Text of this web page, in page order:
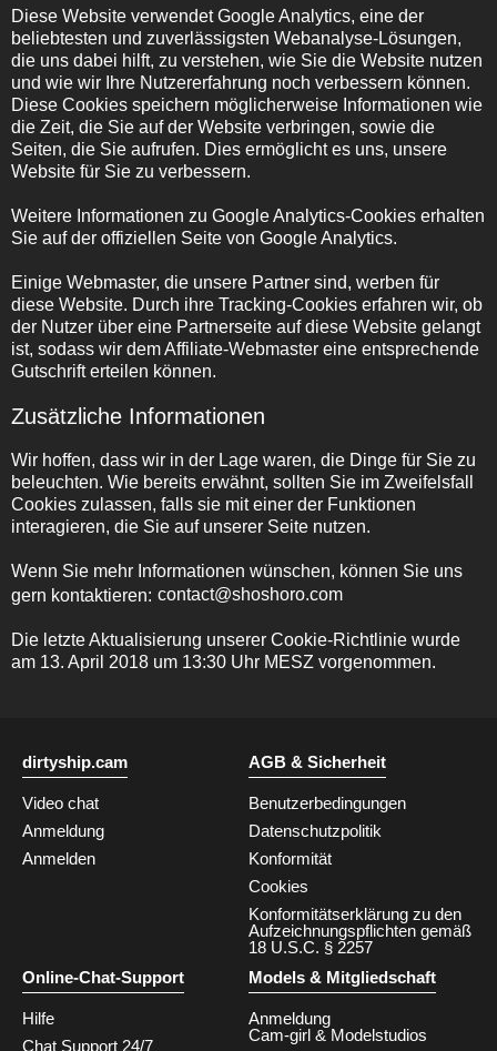
Diese Website verwendet Google Analytics, eine der
beliebtesten und zuverlässigsten Webanalyse-Lösungen,
die uns dabei hilft, zu verstehen, wie Sie die Website nutzen
und wie wir Ihre Nutzererfahrung noch verbessern können.
Diese Cookies speichern möglicherweise Informationen wie
die Zeit, die Sie auf der Website verbringen, sowie die
Seiten, die Sie aufrufen. Dies ermöglicht es uns, unsere
Website für Sie zu verbessern.
Weitere Informationen zu Google Analytics-Cookies erhalten
Sie auf der offiziellen Seite von Google Analytics.
Einige Webmaster, die unsere Partner sind, werben für
diese Website. Durch ihre Tracking-Cookies erfahren wir, ob
der Nutzer über eine Partnerseite auf diese Website gelangt
ist, sodass wir dem Affiliate-Webmaster eine entsprechende
Gutschrift erteilen können.
Zusätzliche Informationen
Wir hoffen, dass wir in der Lage waren, die Dinge für Sie zu
beleuchten. Wie bereits erwähnt, sollten Sie im Zweifelsfall
Cookies zulassen, falls sie mit einer der Funktionen
interagieren, die Sie auf unserer Seite nutzen.
Wenn Sie mehr Informationen wünschen, können Sie uns
gern kontaktieren:
Die letzte Aktualisierung unserer Cookie-Richtlinie wurde
am 13. April 2018 um 13:30 Uhr MESZ vorgenommen.
dirtyship.cam
Video chat
Anmeldung
Anmelden
AGB & Sicherheit
Benutzerbedingungen
Datenschutzpolitik
Konformität
Cookies
Konformitätserklärung zu den
Aufzeichnungspflichten gemäß
18 U.S.C. § 2257
Online-Chat-Support
Hilfe
Chat Support 24/7
Models & Mitgliedschaft
Anmeldung
Cam-girl & Modelstudios